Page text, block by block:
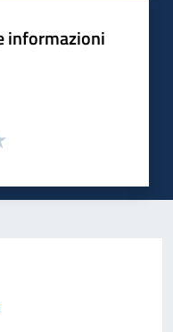
informazioni